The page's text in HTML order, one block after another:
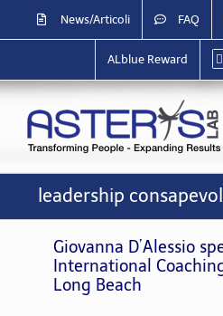
contenuto
News/Articoli FAQ
ALblue Reward
leadership
Giovanna D’Alessio
International
Long Beach